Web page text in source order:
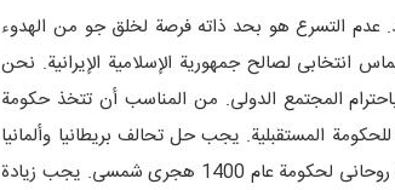
عدم التسرع هو بحد ذاته فرصة لخلق جو من الهدوء
انتخابی لصالح جمهوریة الإسلامیة الإیرانیة. نحن
المجتمع الدولی. من المناسب أن تتخذ حکومة
المستقبلیة. یجب حل تحالف بریطانیا وألمانیا
وفرنسا ضد إیران. هذا هو أحد الإجراءات التی یمکن أن تسهلها حکومة روحانی لحکومة عام 1400 هجری شمسی. یجب زیادة